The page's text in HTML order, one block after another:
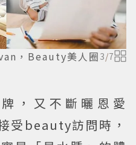
，Beauty美人圈 3/7
，又不斷曬恩愛
受beauty訪問時，